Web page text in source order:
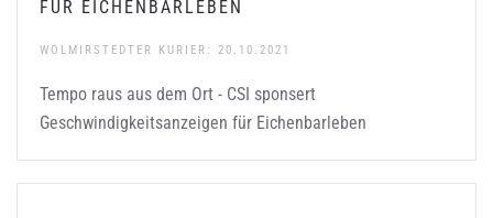
FÜR EICHENBARLEBEN
WOLMIRSTEDTER KURIER: 20.10.2021
Tempo raus aus dem Ort - CSI sponsert
Geschwindigkeitsanzeigen für Eichenbarleben